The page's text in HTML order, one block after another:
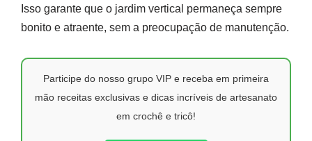
Isso garante que o jardim vertical permaneça sempre
bonito e atraente, sem a preocupação de manutenção.
Participe do nosso grupo VIP e receba em primeira
mão receitas exclusivas e dicas incríveis de artesanato
em crochê e tricô!